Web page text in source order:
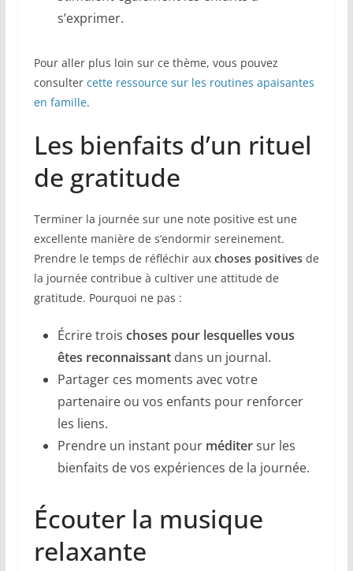
s’exprimer.
Pour aller plus loin sur ce thème, vous pouvez
consulter cette ressource sur les routines apaisantes
en famille.
Les bienfaits d’un rituel
de gratitude
Terminer la journée sur une note positive est une
excellente manière de s’endormir sereinement.
Prendre le temps de réfléchir aux choses positivesde
la journée contribue à cultiver une attitude de
gratitude. Pourquoi ne pas :
Écrire trois choses pour lesquelles vous
êtes reconnaissantdans un journal.
Partager ces moments avec votre
partenaire ou vos enfants pour renforcer
les liens.
Prendre un instant pour méditersur les
bienfaits de vos expériences de la journée.
Écouter la musique
relaxante